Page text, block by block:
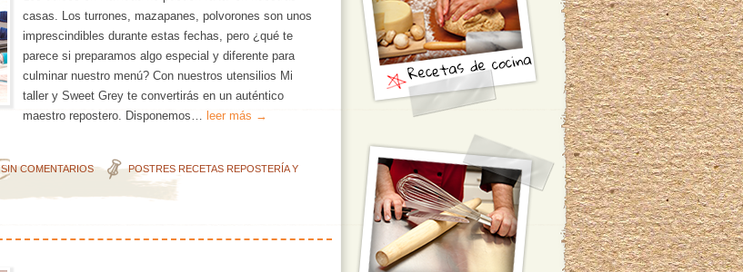
casas. Los turrones, mazapanes, polvorones son unos
imprescindibles durante estas fechas, pero ¿qué te
parece si preparamos algo especial y diferente para
culminar nuestro menú? Con nuestros utensilios Mi
taller y Sweet Grey te convertirás en un auténtico
maestro repostero. Disponemos… leer más →
SIN COMENTARIOS POSTRES RECETAS REPOSTERÍA Y